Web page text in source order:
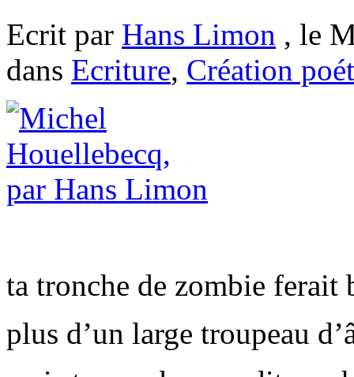
Ecrit par Hans Limon , le
dans Ecriture, Création
ta tronche de zombie ferait
plus d’un large troupeau